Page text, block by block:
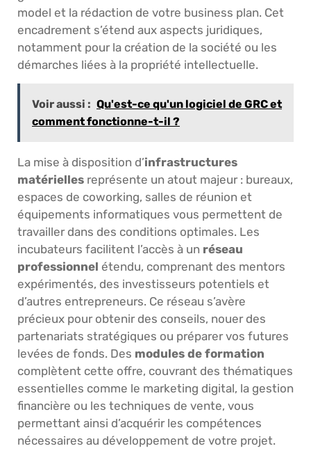
model et la rédaction de votre business plan. Cet
encadrement s’étend aux aspects juridiques,
notamment pour la création de la société ou les
démarches liées à la propriété intellectuelle.
Voir aussi : Qu'est-ce qu'un logiciel de GRC et
comment fonctionne-t-il ?
La mise à disposition d’infrastructures
matérielles représente un atout majeur : bureaux,
espaces de coworking, salles de réunion et
équipements informatiques vous permettent de
travailler dans des conditions optimales. Les
incubateurs facilitent l’accès à un réseau
professionnel étendu, comprenant des mentors
expérimentés, des investisseurs potentiels et
d’autres entrepreneurs. Ce réseau s’avère
précieux pour obtenir des conseils, nouer des
partenariats stratégiques ou préparer vos futures
levées de fonds. Des modules de formation
complètent cette offre, couvrant des thématiques
essentielles comme le marketing digital, la gestion
financière ou les techniques de vente, vous
permettant ainsi d’acquérir les compétences
nécessaires au développement de votre projet.